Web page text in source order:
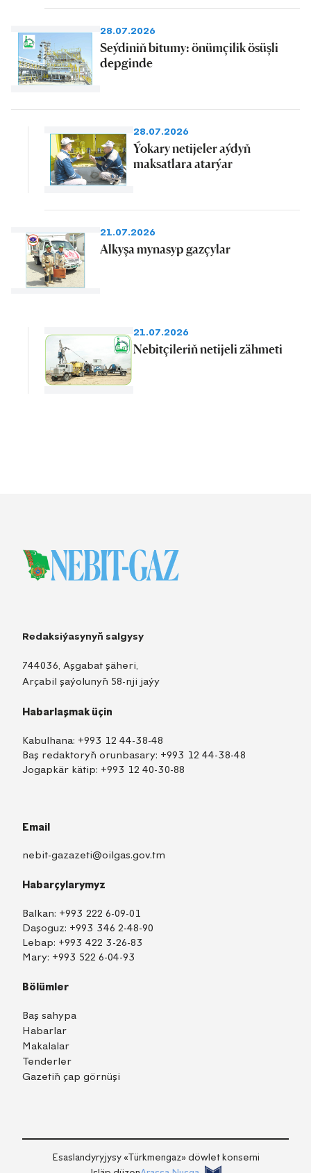
28.07.2026
Seýdiniň bitumy: önümçilik ösüşli
depginde
28.07.2026
Ýokary netijeler aýdyň
maksatlara atarýar
21.07.2026
Alkyşa mynasyp gazçylar
21.07.2026
Nebitçileriň netijeli zähmeti
Redaksiýasynyň salgysy
744036, Aşgabat şäheri,
Arçabil şaýolunyň 58-nji jaýy
Habarlaşmak üçin
Kabulhana: +993 12 44-38-48
Baş redaktoryň orunbasary: +993 12 44-38-48
Jogapkär kätip: +993 12 40-30-88
Email
nebit-gazazeti@oilgas.gov.tm
Habarçylarymyz
Balkan: +993 222 6-09-01
Daşoguz: +993 346 2-48-90
Lebap: +993 422 3-26-83
Mary: +993 522 6-04-93
Bölümler
Baş sahypa
Habarlar
Makalalar
Tenderler
Gazetiň çap görnüşi
Esaslandyryjysy «Тürkmengaz» döwlet konserni